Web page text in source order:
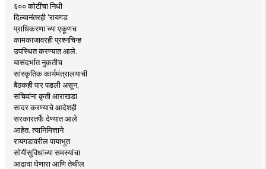
६०० कोटींचा निधी
दिल्यानंतरही ‘रायगड
प्राधिकरणा’च्या एकूणच
कामकाजावरही प्रश्नचिन्ह
उपस्थित करण्यात आले.
यासंदर्भात नुकतीच
सांस्कृतिक कार्यमंत्रालयाची
बैठकही पार पडली असून,
सचिवांना कृती आराखडा
सादर करण्याचे आदेशही
सरकारतर्फे देण्यात आले
आहेत. त्यानिमित्ताने
रायगडावरील पायाभूत
सोयीसुविधांच्या समस्यांचा
आढावा घेणारा आणि तेथील